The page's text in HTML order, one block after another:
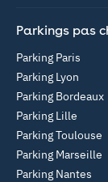
Parkings pas
Parking Paris
Parking Lyon
Parking Bordeaux
Parking Lille
Parking Toulouse
Parking Marseille
Parking Nantes